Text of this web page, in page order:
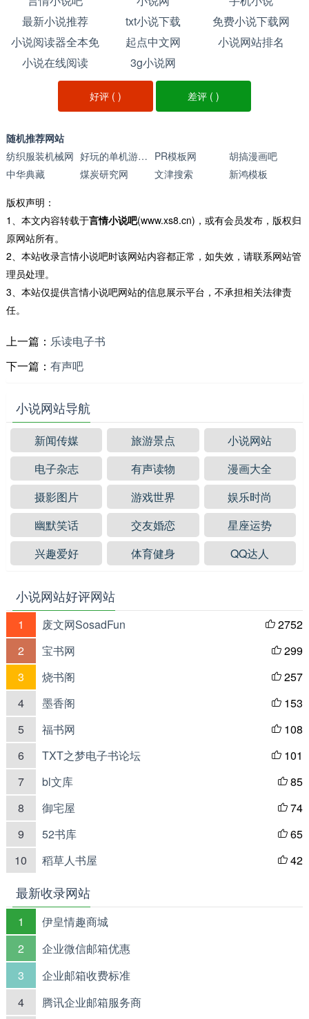
最新小说推荐
txt小说下载
免费小说下载网
小说阅读器全本免
费小说
起点中文网
小说网站排名
小说在线阅读
3g小说网
好评 () 差评 ( )
随机推荐网站
纺织服装机械网
好玩的单机游戏_斗蟹网 PR模板网
胡搞漫画吧
中华典藏
煤炭研究网 文津搜索 新鸿模板
版权声明：
1、本文内容转载于言情小说吧(www.xs8.cn)，或有会员发布，版权归
原网站所有。
2、本站收录言情小说吧时该网站内容都正常，如失效，请联系网站管
理员处理。
3、本站仅提供言情小说吧网站的信息展示平台，不承担相关法律责
任。
上一篇： 乐读电子书
下一篇： 有声吧
小说网站导航
新闻传媒 旅游景点
小说网站
电子杂志
有声读物
漫画大全
摄影图片
游戏世界
娱乐时尚
幽默笑话
交友婚恋
星座运势
兴趣爱好
体育健身 QQ达人
小说网站好评网站
1 废文网SosadFun  2752
2
宝书网  299
3
烧书阁  257
4
墨香阁  153
5
福书网  108
6
TXT之梦电子书论坛  101
7
bl文库  85
8
御宅屋  74
9
52书库  65
10
稻草人书屋  42
最新收录网站
1
伊皇情趣商城
2
企业微信邮箱优惠
3
企业邮箱收费标准
4
腾讯企业邮箱服务商